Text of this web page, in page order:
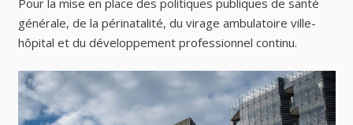
Pour la mise en place des politiques publiques de santé
générale, de la périnatalité, du virage ambulatoire ville-
hôpital et du développement professionnel continu.